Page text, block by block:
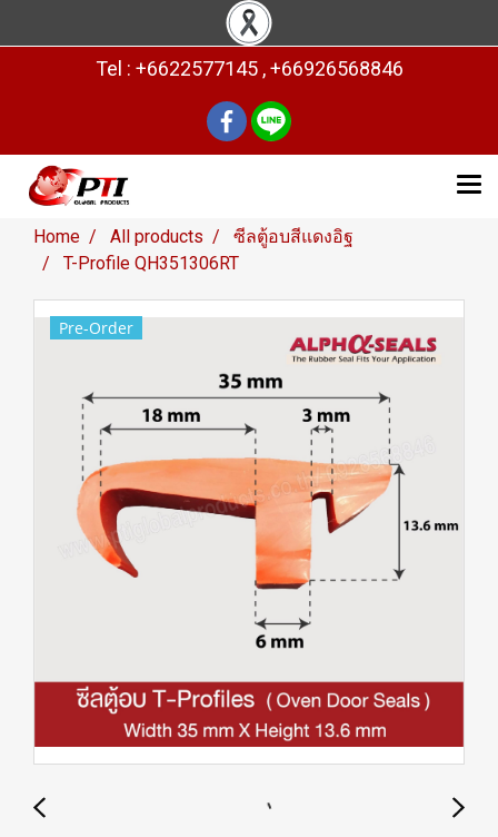
Tel : +6622577145 , +66926568846
Home All products
ซีลตู้อบสีแดงอิฐ
T-Profile QH351306RT
Pre-Order